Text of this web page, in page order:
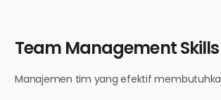
Team Management Skills
Manajemen tim yang efektif